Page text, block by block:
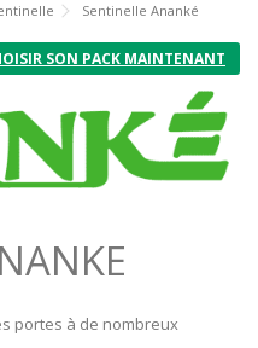
Sentinelle Ananké
SON PACK MAINTENANT
portes à de nombreux